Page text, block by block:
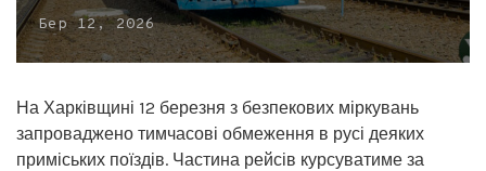
Бер 12, 2026
На Харківщині 12 березня з безпекових міркувань
запроваджено тимчасові обмеження в русі деяких
приміських поїздів. Частина рейсів курсуватиме за